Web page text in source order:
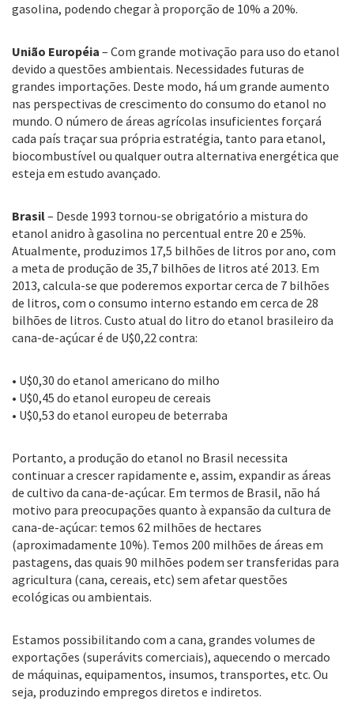
gasolina, podendo chegar à proporção de 10% a 20%.
União Européia – Com grande motivação para uso do etanol
devido a questões ambientais. Necessidades futuras de
grandes importações. Deste modo, há um grande aumento
nas perspectivas de crescimento do consumo do etanol no
mundo. O número de áreas agrícolas insuficientes forçará
cada país traçar sua própria estratégia, tanto para etanol,
biocombustível ou qualquer outra alternativa energética que
esteja em estudo avançado.
Brasil– Desde 1993 tornou-se obrigatório a mistura do
etanol anidro à gasolina no percentual entre 20 e 25%.
Atualmente, produzimos 17,5 bilhões de litros por ano, com
a meta de produção de 35,7 bilhões de litros até 2013. Em
2013, calcula-se que poderemos exportar cerca de 7 bilhões
de litros, com o consumo interno estando em cerca de 28
bilhões de litros. Custo atual do litro do etanol brasileiro da
cana-de-açúcar é de U$0,22 contra:
• U$0,30 do etanol americano do milho
• U$0,45 do etanol europeu de cereais
• U$0,53 do etanol europeu de beterraba
Portanto, a produção do etanol no Brasil necessita
continuar a crescer rapidamente e, assim, expandir as áreas
de cultivo da cana-de-açúcar. Em termos de Brasil, não há
motivo para preocupações quanto à expansão da cultura de
cana-de-açúcar: temos 62 milhões de hectares
(aproximadamente 10%). Temos 200 milhões de áreas em
pastagens, das quais 90 milhões podem ser transferidas para
agricultura (cana, cereais, etc) sem afetar questões
ecológicas ou ambientais.
Estamos possibilitando com a cana, grandes volumes de
exportações (superávits comerciais), aquecendo o mercado
de máquinas, equipamentos, insumos, transportes, etc. Ou
seja, produzindo empregos diretos e indiretos.